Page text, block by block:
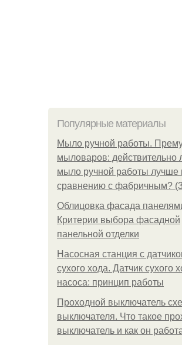
Популярные материалы
Мыло ручной работы.
мыловаров: действительно
мыло ручной работы лучше
сравнению с фабричным?
Облицовка фасада
Критерии выбора фасадной
панельной отделки
Насосная станция с
сухого хода. Датчик сухого
насоса: принцип работы
Проходной выключатель
выключателя. Что такое
выключатель и как он